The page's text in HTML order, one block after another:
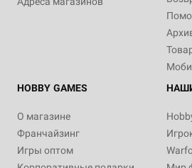
HOBBY GAMES
О магазине
Франчайзинг
Игры оптом